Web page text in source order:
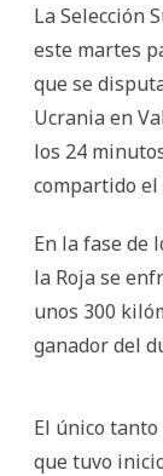
La Selección
este martes
que se
Ucrania en
los 24
compartido el
En la fase de
la Roja se
unos 300
ganador del
El único
que tuvo